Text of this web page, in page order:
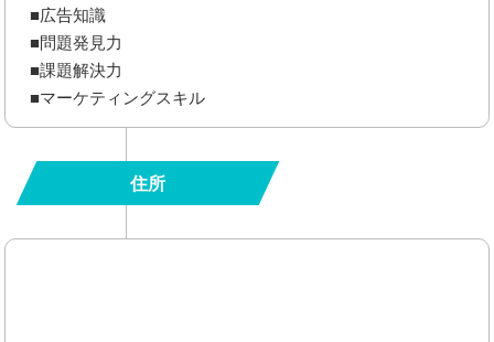
■広告知識
■問題発見力
■課題解決力
■マーケティングスキル
住所